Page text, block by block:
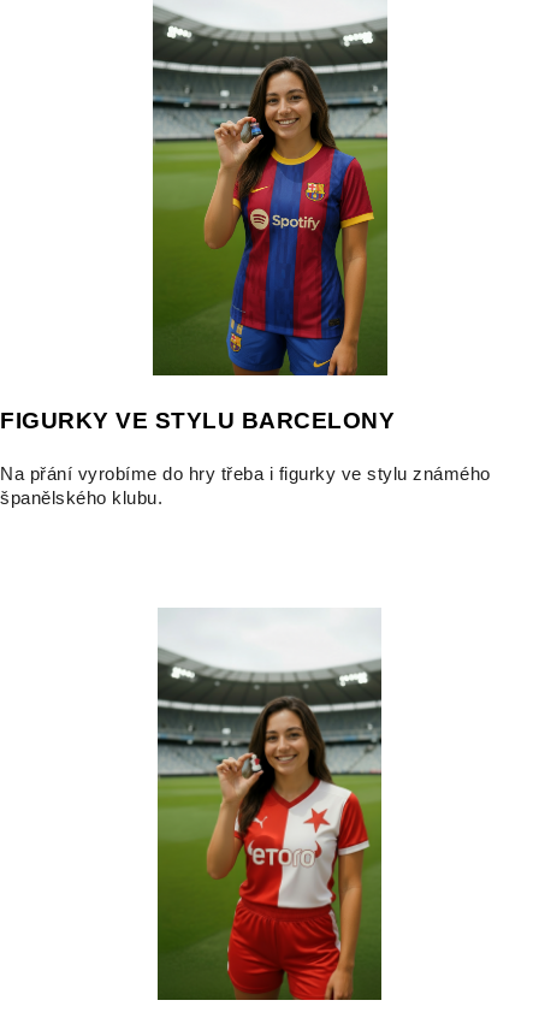
FIGURKY VE STYLU BARCELONY
Na přání vyrobíme do hry třeba i figurky ve stylu známého
španělského klubu.